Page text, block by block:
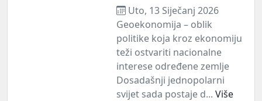
Uto, 13 Siječanj 2026
Geoekonomija – oblik
politike koja kroz ekonomiju
teži ostvariti nacionalne
interese određene zemlje
Dosadašnji jednopolarni
svijet sada postaje d... Više